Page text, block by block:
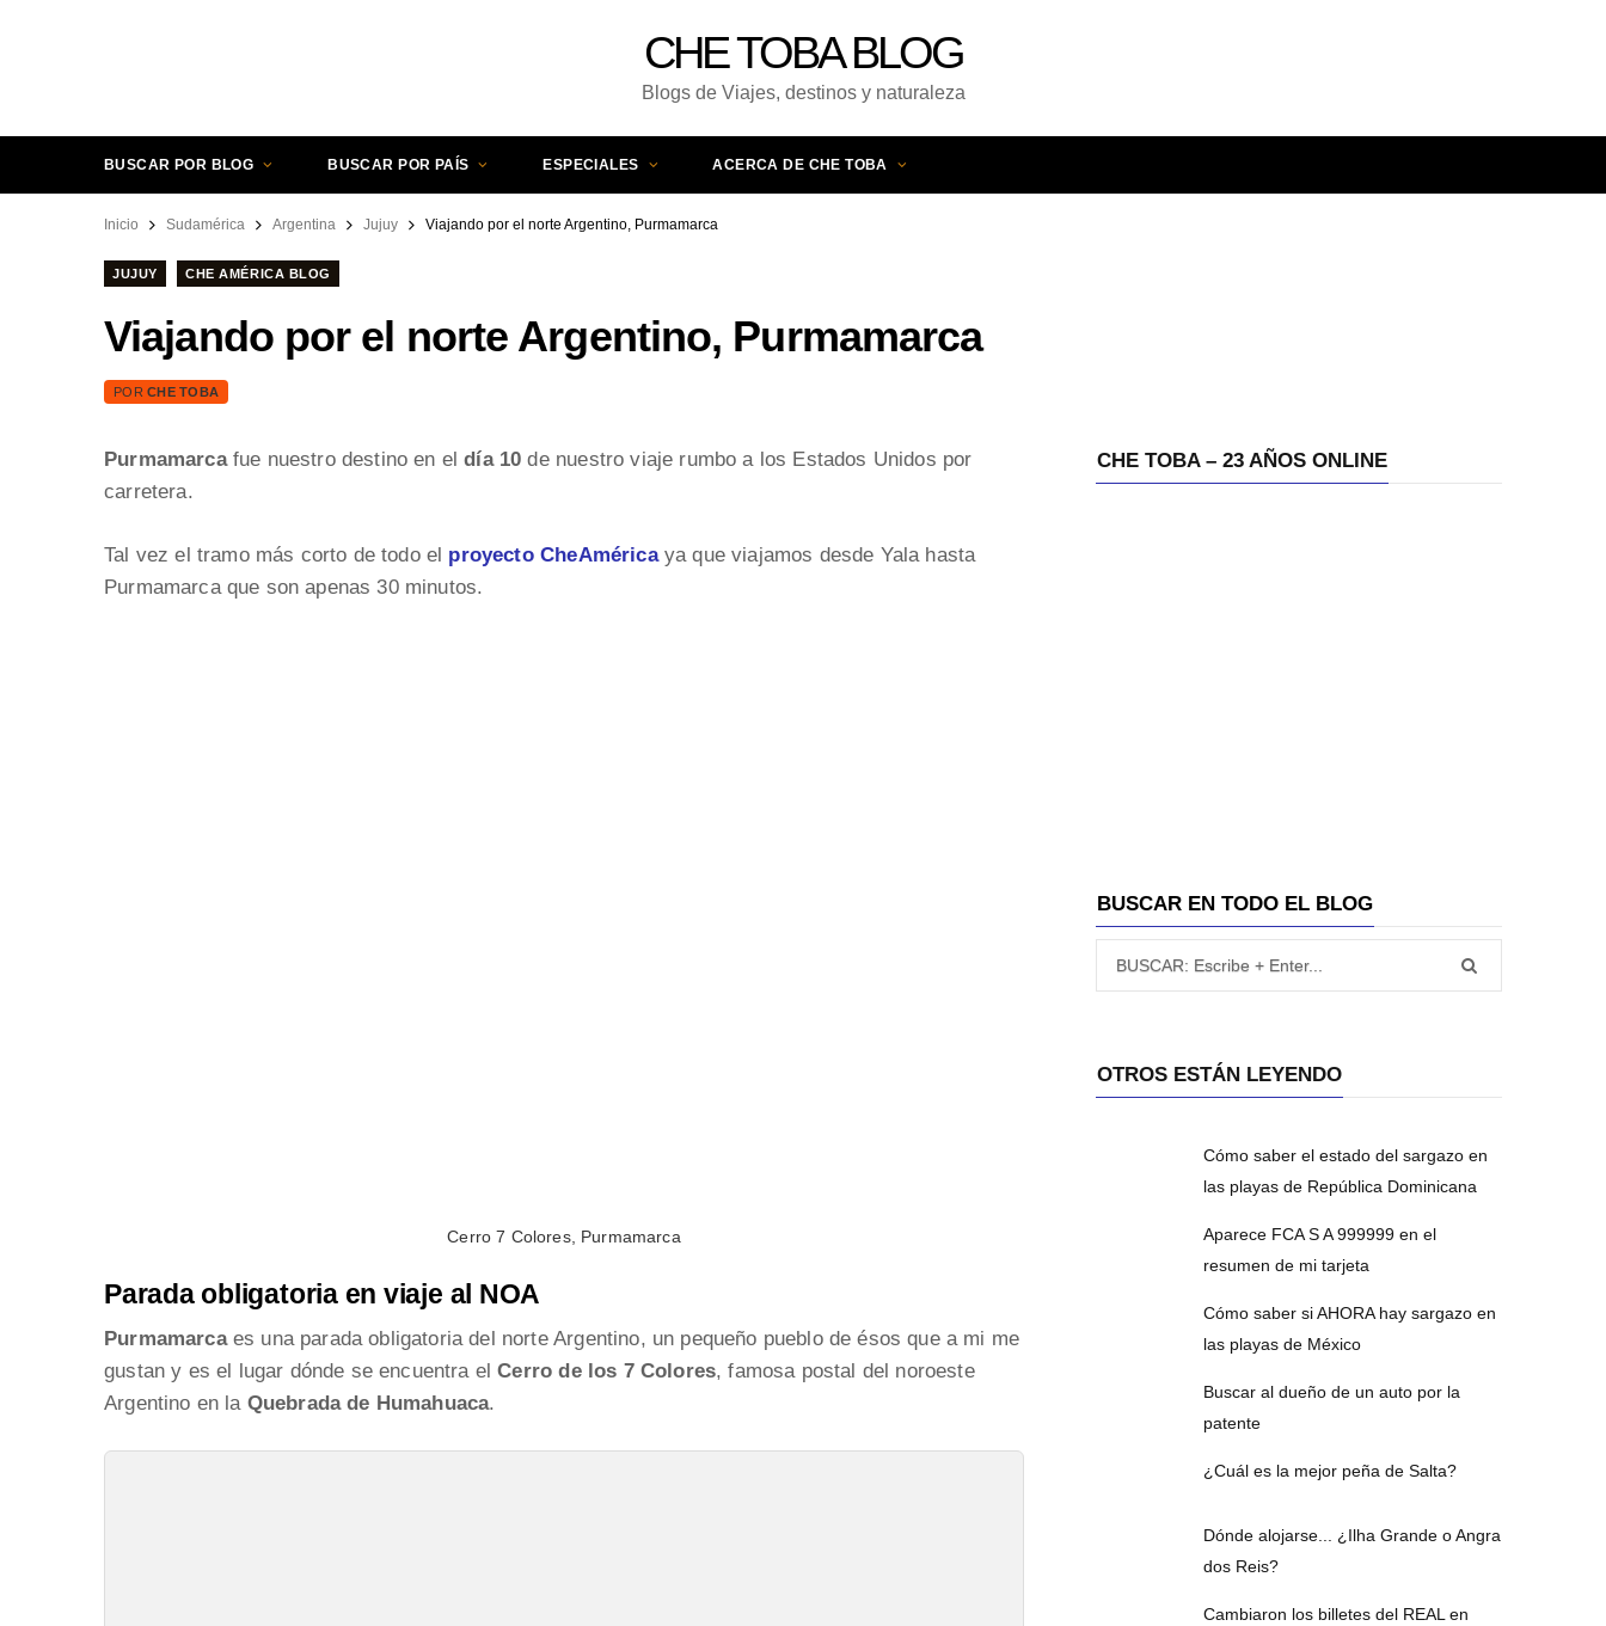
CHE TOBA BLOG
Blogs de Viajes, destinos y naturaleza
BUSCAR POR BLOG BUSCAR POR PAÍS ESPECIALES ACERCA DE CHE TOBA
Inicio Sudamérica Argentina Jujuy Viajando por el norte Argentino, Purmamarca
JUJUY CHE AMÉRICA BLOG
Viajando por el norte Argentino, Purmamarca
POR CHE TOBA
Purmamarcafue nuestro destino en el día 10 de nuestro viaje rumbo a los Estados Unidos por
carretera.
Tal vez el tramo más corto de todo el proyecto CheAméricaya que viajamos desde Yala hasta
Purmamarca que son apenas 30 minutos.
Cerro 7 Colores, Purmamarca
Parada obligatoria en viaje al NOA
Purmamarcaes una parada obligatoria del norte Argentino, un pequeño pueblo de ésos que a mi me
gustan y es el lugar dónde se encuentra elCerro de los 7 Colores, famosa postal del noroeste
Argentino en la Quebrada de Humahuaca.
CHE TOBA – 23 AÑOS ONLINE
BUSCAR EN TODO EL BLOG
OTROS ESTÁN LEYENDO
Cómo saber el estado del sargazo en
las playas de República Dominicana
Aparece FCA S A 999999 en el
resumen de mi tarjeta
Cómo saber si AHORA hay sargazo en
las playas de México
Buscar al dueño de un auto por la
patente
¿Cuál es la mejor peña de Salta?
Dónde alojarse... ¿Ilha Grande o Angra
dos Reis?
Cambiaron los billetes del REAL en